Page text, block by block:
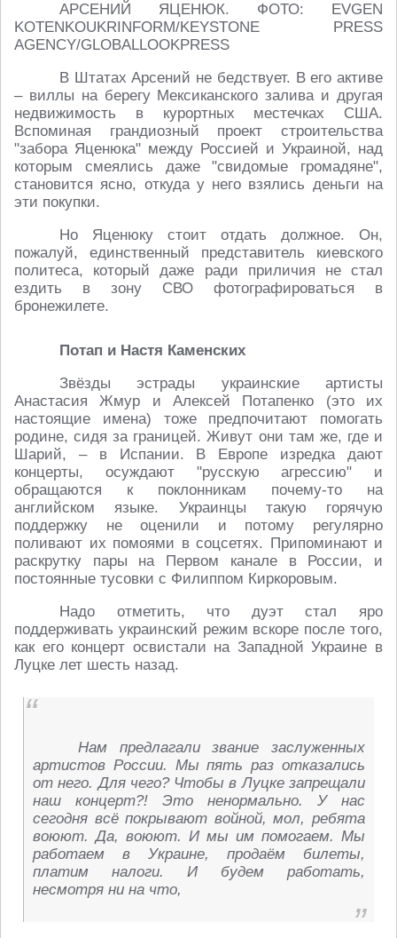
АРСЕНИЙ ЯЦЕНЮК. ФОТО: EVGEN
KOTENKOUKRINFORM/KEYSTONE PRESS
AGENCY/GLOBALLOOKPRESS
В Штатах Арсений не бедствует. В его активе
– виллы на берегу Мексиканского залива и другая
недвижимость в курортных местечках США.
Вспоминая грандиозный проект строительства
"забора Яценюка" между Россией и Украиной, над
которым смеялись даже "свидомые громадяне",
становится ясно, откуда у него взялись деньги на
эти покупки.
Но Яценюку стоит отдать должное. Он,
пожалуй, единственный представитель киевского
политеса, который даже ради приличия не стал
ездить в зону СВО фотографироваться в
бронежилете.
Потап и Настя Каменских
Звёзды эстрады украинские артисты
Анастасия Жмур и Алексей Потапенко (это их
настоящие имена) тоже предпочитают помогать
родине, сидя за границей. Живут они там же, где и
Шарий, – в Испании. В Европе изредка дают
концерты, осуждают "русскую агрессию" и
обращаются к поклонникам почему-то на
английском языке. Украинцы такую горячую
поддержку не оценили и потому регулярно
поливают их помоями в соцсетях. Припоминают и
раскрутку пары на Первом канале в России, и
постоянные тусовки с Филиппом Киркоровым.
Надо отметить, что дуэт стал яро
поддерживать украинский режим вскоре после того,
как его концерт освистали на Западной Украине в
Луцке лет шесть назад.
Нам предлагали звание заслуженных
артистов России. Мы пять раз отказались
от него. Для чего? Чтобы в Луцке запрещали
наш концерт?! Это ненормально. У нас
сегодня всё покрывают войной, мол, ребята
воюют. Да, воюют. И мы им помогаем. Мы
работаем в Украине, продаём билеты,
платим налоги. И будем работать,
несмотря ни на что,